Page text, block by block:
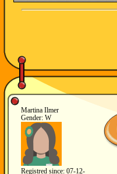
Martina Ilmer
Gender: W
Registred since: 07-12-